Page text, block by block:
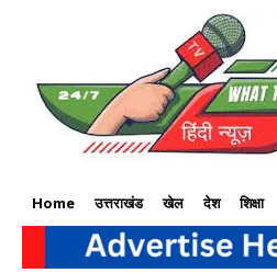
Home उत्तराखंड खेल देश शिक्षा